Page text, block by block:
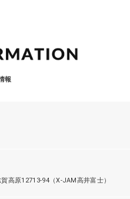
報
高原12713-94（X-JAM高井富士）